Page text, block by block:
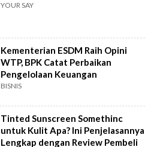
YOUR SAY
Kementerian ESDM Raih Opini
WTP, BPK Catat Perbaikan
Pengelolaan Keuangan
BISNIS
Tinted Sunscreen Somethinc
untuk Kulit Apa? Ini Penjelasannya
Lengkap dengan Review Pembeli